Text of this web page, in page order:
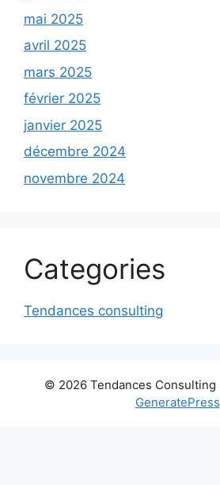
mai 2025
avril 2025
mars 2025
février 2025
janvier 2025
décembre 2024
novembre 2024
Categories
Tendances consulting
© 2026 Tendances Consulting
GeneratePress